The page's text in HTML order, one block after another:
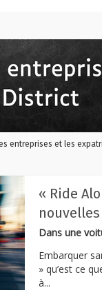
entreprises et les
« Ride
Dans une
Embarquer
» qu’est ce
à...